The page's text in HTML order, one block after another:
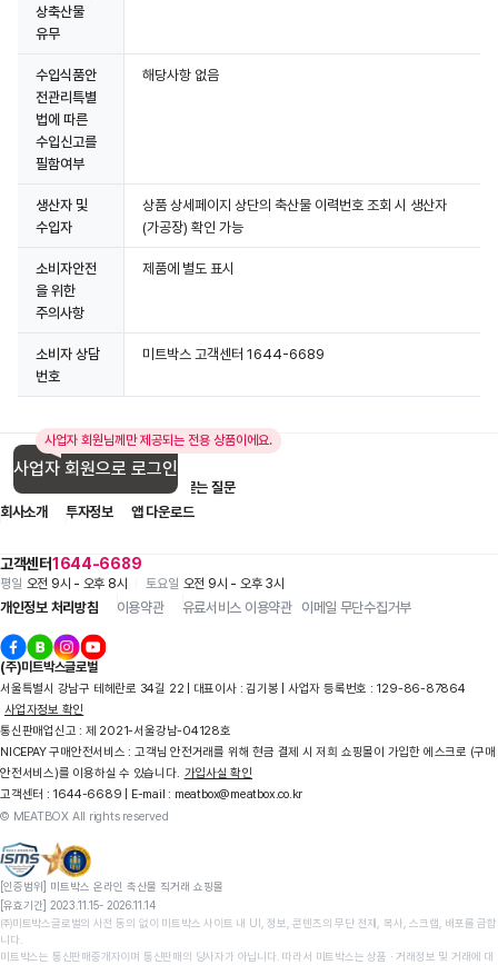
상축산물
유무
수입식품안
전관리특별
법에 따른
수입신고를
필함여부
해당사항 없음
생산자 및
수입자
상품 상세페이지 상단의 축산물 이력번호 조회 시 생산자
(가공장) 확인 가능
소비자안전
을 위한
주의사항
제품에 별도 표시
소비자 상담
번호
미트박스 고객센터 1644-6689
사업자 회원님께만 제공되는 전용 상품이에요.
사업자 회원으로 로그인
고객센터1644-6689
평일 오전 9시 - 오후 8시 토요일 오전 9시 - 오후 3시
입점 제휴 문의
자주 묻는 질문
회사소개
투자정보 앱 다운로드
개인정보 처리방침 이용약관 유료서비스 이용약관 이메일 무단수집거부
(주)미트박스글로벌
서울특별시 강남구 테헤란로 34길 22 | 대표이사 : 김기봉 | 사업자 등록번호 : 129-86-87864
사업자정보 확인
통신판매업신고 : 제 2021-서울강남-04128호
NICEPAY 구매안전서비스 : 고객님 안전거래를 위해 현금 결제 시 저희 쇼핑몰이 가입한 에스크로 (구매
안전서비스)를 이용하실 수 있습니다. 가입사실 확인
고객센터 : 1644-6689 | E-mail : meatbox@meatbox.co.kr
© MEATBOX All rights reserved
[인증범위] 미트박스 온라인 축산물 직거래 쇼핑몰
[유효기간] 2023.11.15- 2026.11.14
㈜미트박스글로벌의 사전 동의 없이 미트박스 사이트 내 UI, 정보, 콘텐츠의 무단 전재, 복사, 스크랩, 배포를 금합
니다.
미트박스는 통신판매중개자이며 통신판매의 당사자가 아닙니다. 따라서 미트박스는 상품 ∙ 거래정보 및 거래에 대